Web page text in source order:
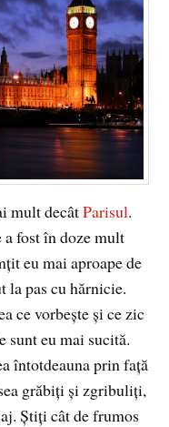
mult decâtParisul.
a fost în doze mult
eu mai aproape de
pas cu hărnicie.
ce vorbeşte şi ce zic
sunt eu mai sucită.
întotdeauna prin faţă
grăbiţi şi zgribuliţi,
Ştiţi cât de frumos